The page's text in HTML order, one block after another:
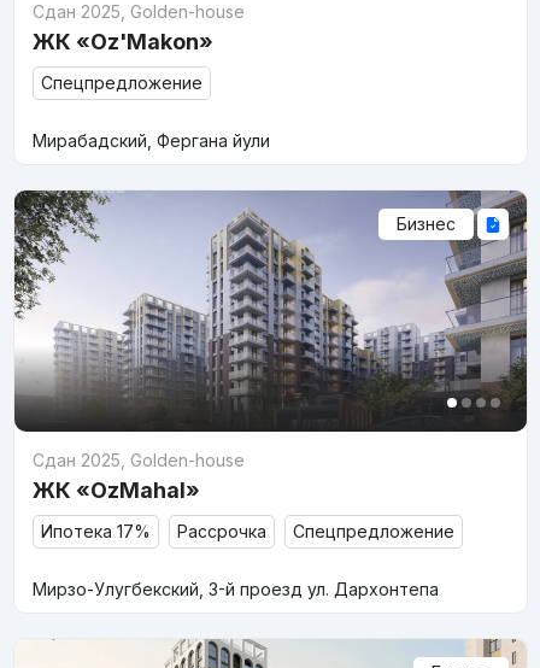
Сдан 2025 Golden-house
ЖК «Oz'Makon»
Спецпредложение
Мирабадский, Фергана йули
Бизнес
Сдан 2025 Golden-house
ЖК «OzMahal»
Ипотека 17% Рассрочка Спецпредложение
Мирзо-Улугбекский, 3-й проезд ул. Дархонтепа